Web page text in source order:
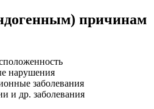
причинам
нарушения
заболевания
и др. заболевания